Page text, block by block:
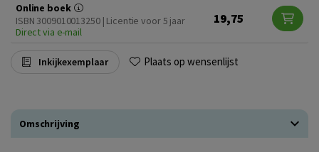
Online boek
ISBN 3009010013250 | Licentie voor 5 jaar
Direct via e-mail
19,75
Inkijkexemplaar Plaats op wensenlijst
Omschrijving